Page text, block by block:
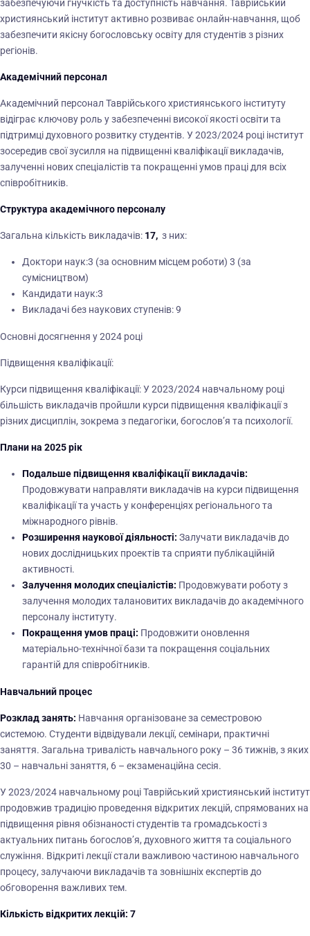
забезпечуючи гнучкість та доступність навчання. Таврійський
християнський інститут активно розвиває онлайн-навчання, щоб
забезпечити якісну богословську освіту для студентів з різних
регіонів.
Академічний персонал
Академічний персонал Таврійського християнського інституту
відіграє ключову роль у забезпеченні високої якості освіти та
підтримці духовного розвитку студентів. У 2023/2024 році інститут
зосередив свої зусилля на підвищенні кваліфікації викладачів,
залученні нових спеціалістів та покращенні умов праці для всіх
співробітників.
Структура академічного персоналу
Загальна кількість викладачів: 17, з них:
Доктори наук:3 (за основним місцем роботи) 3 (за
сумісництвом)
Кандидати наук:3
Викладачі без наукових ступенів: 9
Основні досягнення у 2024 році
Підвищення кваліфікації:
Курси підвищення кваліфікації: У 2023/2024 навчальному році
більшість викладачів пройшли курси підвищення кваліфікації з
різних дисциплін, зокрема з педагогіки, богослов’я та психології.
Плани на 2025 рік
Подальше підвищення кваліфікації викладачів:
Продовжувати направляти викладачів на курси підвищення
кваліфікації та участь у конференціях регіонального та
міжнародного рівнів.
Розширення наукової діяльності: Залучати викладачів до
нових дослідницьких проектів та сприяти публікаційній
активності.
Залучення молодих спеціалістів: Продовжувати роботу з
залучення молодих талановитих викладачів до академічного
персоналу інституту.
Покращення умов праці: Продовжити оновлення
матеріально-технічної бази та покращення соціальних
гарантій для співробітників.
Навчальний процес
Розклад занять: Навчання організоване за семестровою
системою. Студенти відвідували лекції, семінари, практичні
заняття. Загальна тривалість навчального року – 36 тижнів, з яких
30 – навчальні заняття, 6 – екзаменаційна сесія.
У 2023/2024 навчальному році Таврійський християнський інститут
продовжив традицію проведення відкритих лекцій, спрямованих на
підвищення рівня обізнаності студентів та громадськості з
актуальних питань богослов’я, духовного життя та соціального
служіння. Відкриті лекції стали важливою частиною навчального
процесу, залучаючи викладачів та зовнішніх експертів до
обговорення важливих тем.
Кількість відкритих лекцій: 7